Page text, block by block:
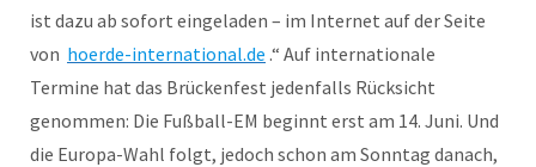
ist dazu ab sofort eingeladen – im Internet auf der Seite
von hoerde-international.de .“ Auf internationale
Termine hat das Brückenfest jedenfalls Rücksicht
genommen: Die Fußball-EM beginnt erst am 14. Juni. Und
die Europa-Wahl folgt, jedoch schon am Sonntag danach,